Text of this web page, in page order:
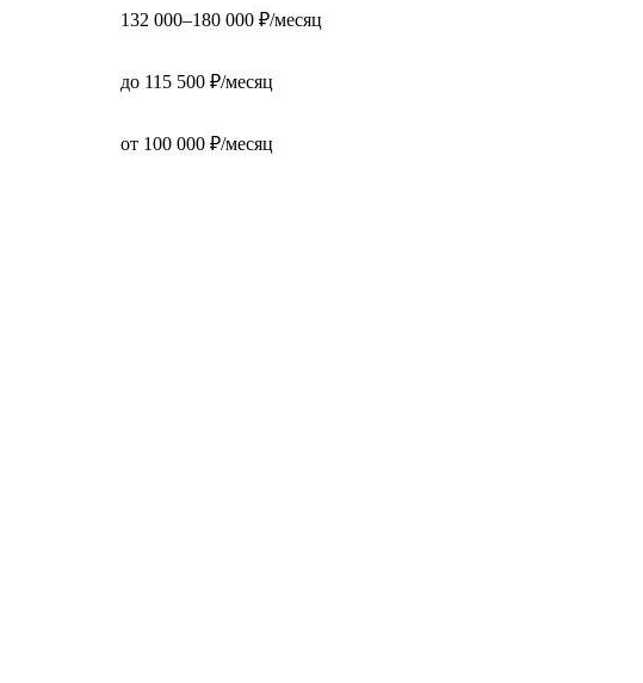
132 000–180 000 ₽/месяц
до 115 500 ₽/месяц
от 100 000 ₽/месяц